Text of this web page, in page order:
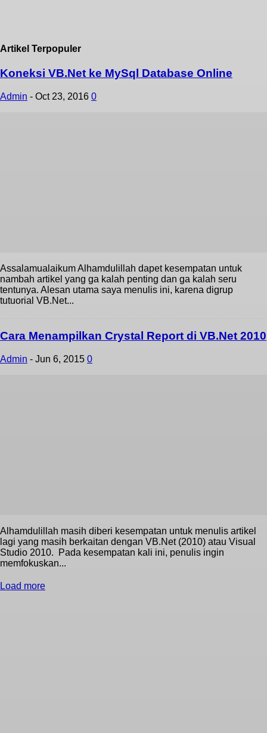
Artikel Terpopuler
Koneksi VB.Net ke MySql Database Online
Admin - Oct 23, 2016 0
Assalamualaikum Alhamdulillah dapet kesempatan untuk
nambah artikel yang ga kalah penting dan ga kalah seru
tentunya. Alesan utama saya menulis ini, karena digrup
tutuorial VB.Net...
Cara Menampilkan Crystal Report di VB.Net 2010
Admin - Jun 6, 2015 0
Alhamdulillah masih diberi kesempatan untuk menulis artikel
lagi yang masih berkaitan dengan VB.Net (2010) atau Visual
Studio 2010. Pada kesempatan kali ini, penulis ingin
memfokuskan...
Load more